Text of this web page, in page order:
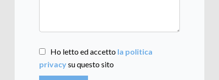
Ho letto ed accetto la politica
privacysu questo sito